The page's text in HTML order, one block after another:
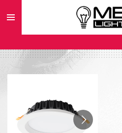
direct
hoofdinhoud